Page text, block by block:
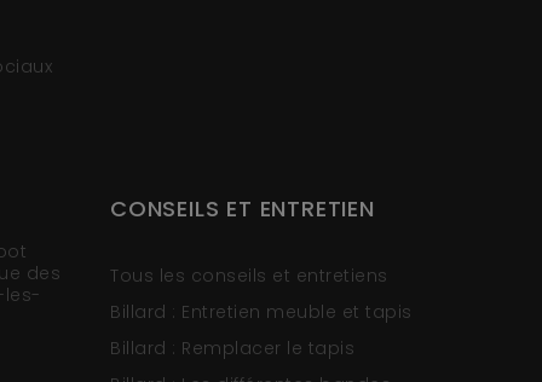
des
les-
CONSEILS ET ENTRETIEN
Tous les conseils et entretiens
Billard : Entretien meuble et tapis
Billard : Remplacer le tapis